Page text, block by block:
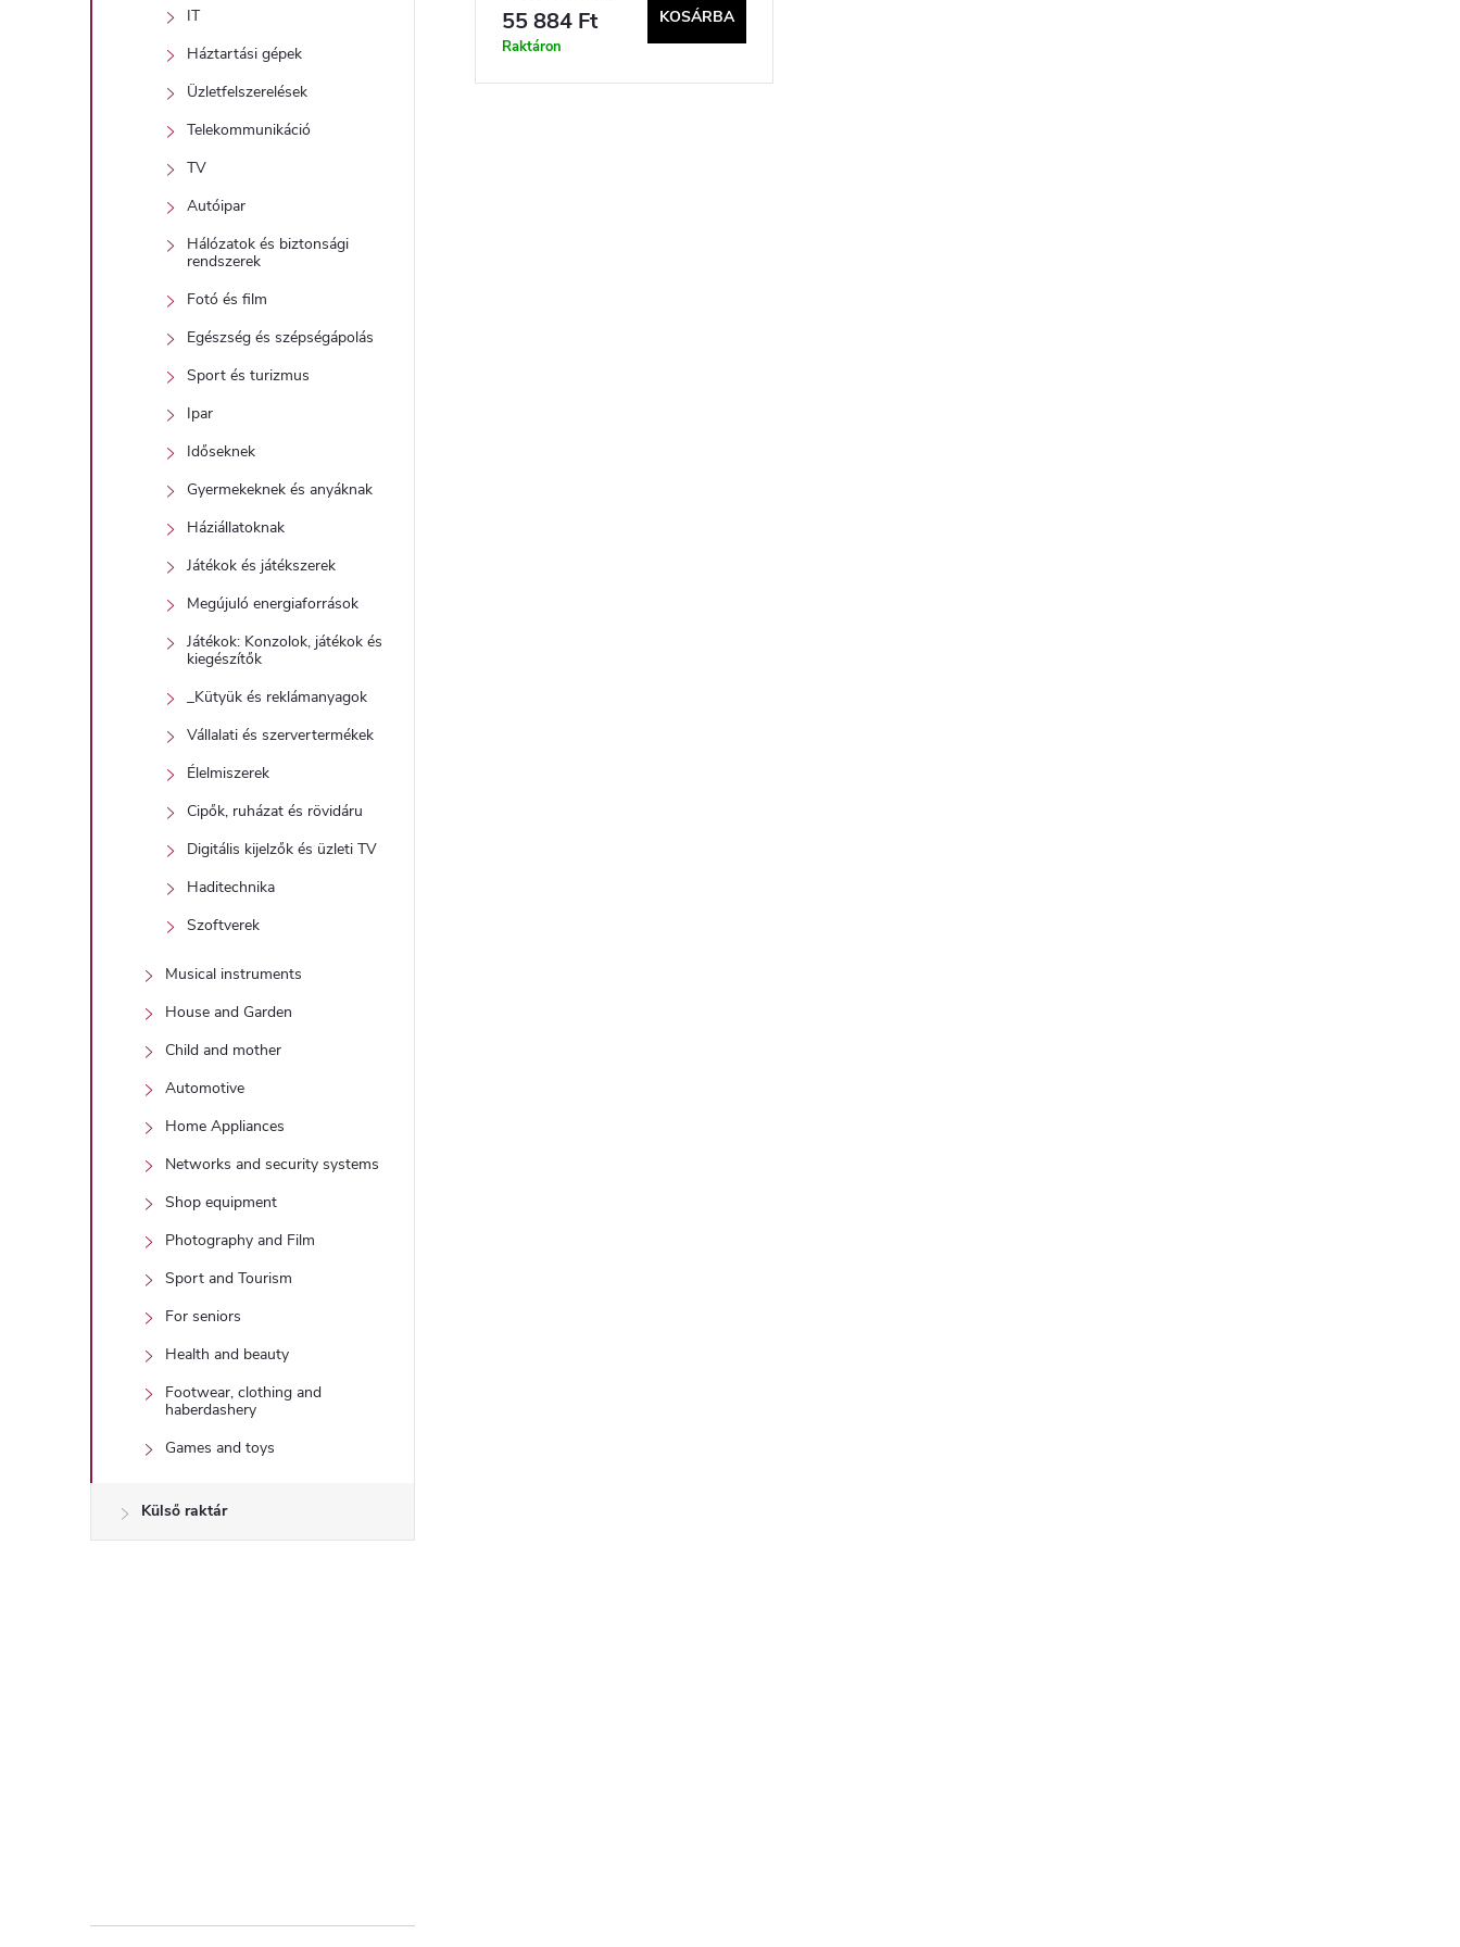
IT
Háztartási gépek
Üzletfelszerelések
Telekommunikáció
TV
Autóipar
Hálózatok és biztonsági
rendszerek
Fotó és film
Egészség és szépségápolás
Sport és turizmus
Ipar
Időseknek
Gyermekeknek és anyáknak
Háziállatoknak
Játékok és játékszerek
Megújuló energiaforrások
Játékok: Konzolok, játékok és
kiegészítők
_Kütyük és reklámanyagok
Vállalati és szervertermékek
Élelmiszerek
Cipők, ruházat és rövidáru
Digitális kijelzők és üzleti TV
Haditechnika
Szoftverek
Musical instruments
House and Garden
Child and mother
Automotive
Home Appliances
Networks and security systems
Shop equipment
Photography and Film
Sport and Tourism
For seniors
Health and beauty
Footwear, clothing and
haberdashery
Games and toys
Külső raktár
v 1)
55 884 Ft
Raktáron
KOSÁRBA